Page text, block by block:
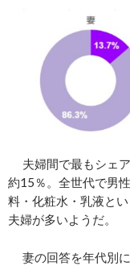
夫婦間で最もシェ
約15％。全世代で男
料・化粧水・乳液と
夫婦が多いようだ。
妻の回答を年代別